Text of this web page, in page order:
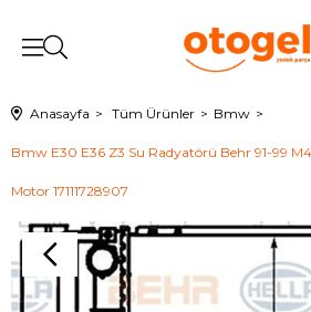
Anasayfa Tüm Ürünler Bmw
Bmw E30 E36 Z3 Su Radyatörü Behr 91-99
Motor 17111728907